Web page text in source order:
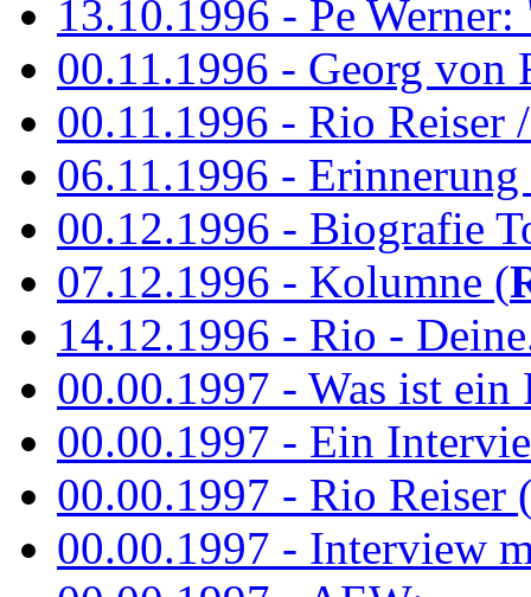
13.10.1996 - Pe
00.11.1996 - Georg von
00.11.1996 - Rio Reiser
06.11.1996 -
00.12.1996 - Biografie
07.12.1996 - Kolumne (
14.12.1996 - Rio -
00.00.1997 - Was ist ein
00.00.1997 - Ein
00.00.1997 - Rio Reiser
00.00.1997 - Interview